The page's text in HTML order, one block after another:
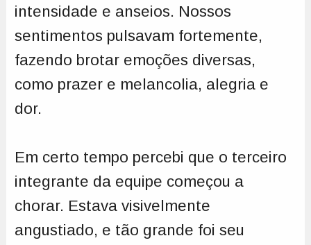
intensidade e anseios. Nossos
sentimentos pulsavam fortemente,
fazendo brotar emoções diversas,
como prazer e melancolia, alegria e
dor.
Em certo tempo percebi que o terceiro
integrante da equipe começou a
chorar. Estava visivelmente
angustiado, e tão grande foi seu